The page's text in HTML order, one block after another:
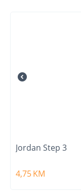
Jordan Step 3
4,75KM